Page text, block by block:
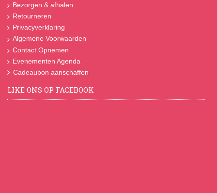
Bezorgen & afhalen
Retourneren
Privacyverklaring
Algemene Voorwaarden
Contact Opnemen
Evenementen Agenda
Cadeaubon aanschaffen
LIKE ONS OP FACEBOOK